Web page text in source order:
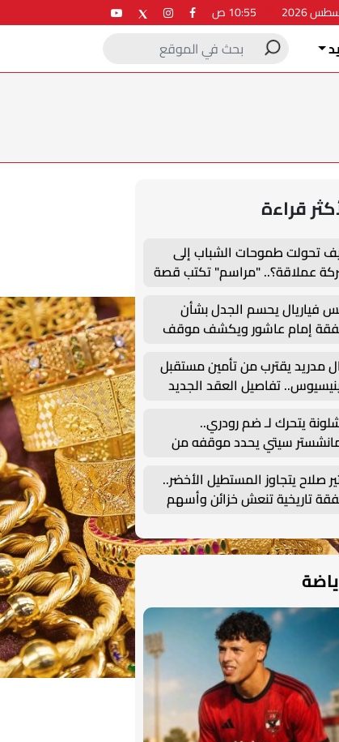
قراءة
تحولت طموحات الشباب إلى
عملاقة؟.. "مراسم" تكتب قصة
الزراعي الأول بجامعة
فياريال يحسم الجدل بشأن
إمام عاشور ويكشف موقف
مدريد يقترب من تأمين مستقبل
تفاصيل العقد الجديد
يتحرك لـ ضم رودري..
سيتي يحدد موقفه من
صلاح يتجاوز المستطيل الأخضر..
تاريخية تنعش خزائن وأسهم